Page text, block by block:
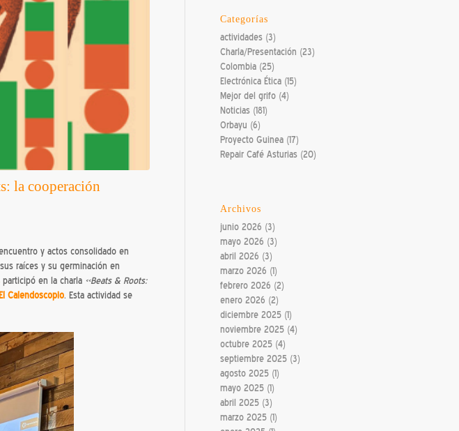
la cooperación
y actos consolidado en
raíces y su germinación en
participó en la charla «Beats & Roots:
Calendoscopio. Esta actividad se
Categorías
actividades (3)
Charla/Presentación (23)
Colombia (25)
Electrónica Ética (15)
Mejor del grifo (4)
Noticias (181)
Orbayu (6)
Proyecto Guinea (17)
Repair Café Asturias (20)
Archivos
junio 2026 (3)
mayo 2026 (3)
abril 2026 (3)
marzo 2026 (1)
febrero 2026 (2)
enero 2026 (2)
diciembre 2025 (1)
noviembre 2025 (4)
octubre 2025 (4)
septiembre 2025 (3)
agosto 2025 (1)
mayo 2025 (1)
abril 2025 (3)
marzo 2025 (1)